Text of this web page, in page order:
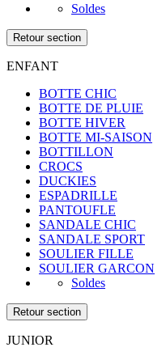
Soldes
Retour section
ENFANT
BOTTE CHIC
BOTTE DE PLUIE
BOTTE HIVER
BOTTE MI-SAISON
BOTTILLON
CROCS
DUCKIES
ESPADRILLE
PANTOUFLE
SANDALE CHIC
SANDALE SPORT
SOULIER FILLE
SOULIER GARCON
Soldes
Retour section
JUNIOR